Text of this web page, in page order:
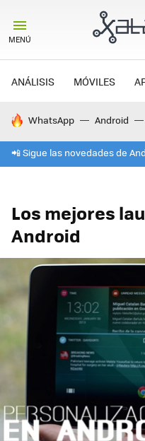
MENÚ
ANÁLISIS MÓVILES
HOY SE HABLA DE
WhatsApp Android
📲 Sigue las novedades de
Los mejores
Android